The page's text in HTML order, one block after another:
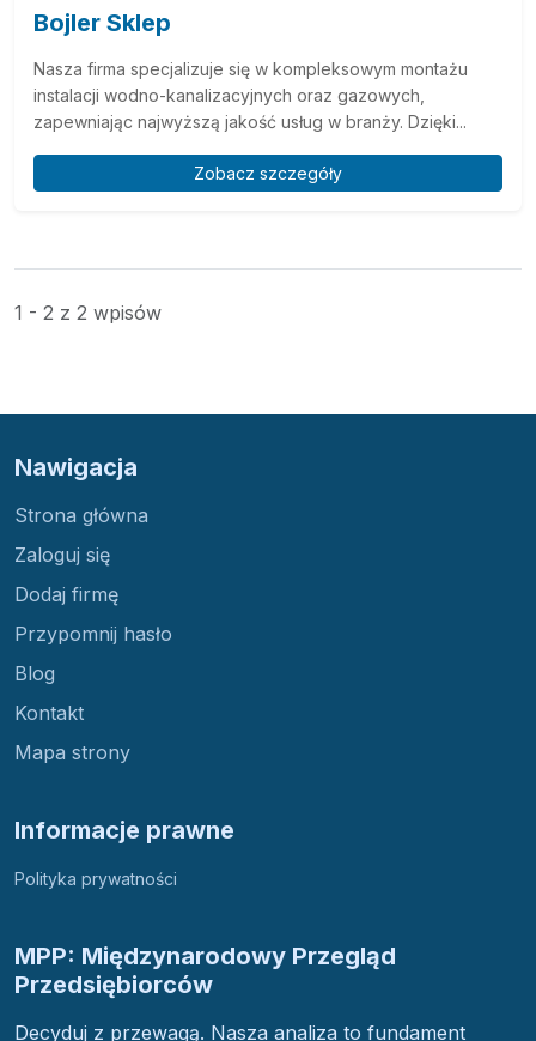
Bojler Sklep
Nasza firma specjalizuje się w kompleksowym montażu
instalacji wodno-kanalizacyjnych oraz gazowych,
zapewniając najwyższą jakość usług w branży. Dzięki...
Zobacz szczegóły
1 - 2 z 2 wpisów
Nawigacja
Strona główna
Zaloguj się
Dodaj firmę
Przypomnij hasło
Blog
Kontakt
Mapa strony
Informacje prawne
Polityka prywatności
MPP: Międzynarodowy Przegląd
Przedsiębiorców
Decyduj z przewagą. Nasza analiza to fundament